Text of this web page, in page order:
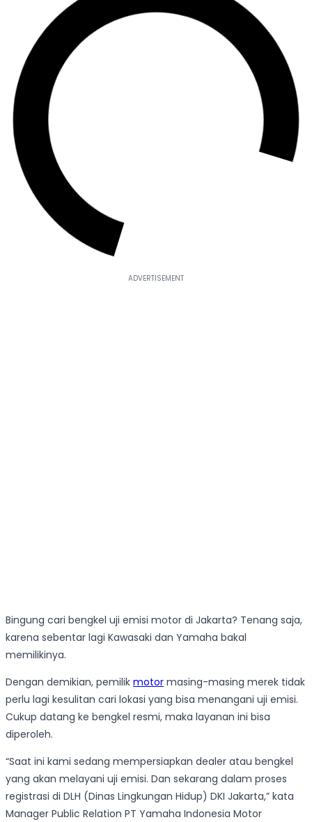
Bingung cari bengkel uji emisi motor di Jakarta? Tenang saja,
karena sebentar lagi Kawasaki dan Yamaha bakal
memilikinya.
Dengan demikian, pemilik motor masing-masing merek tidak
perlu lagi kesulitan cari lokasi yang bisa menangani uji emisi.
Cukup datang ke bengkel resmi, maka layanan ini bisa
diperoleh.
“Saat ini kami sedang mempersiapkan dealer atau bengkel
yang akan melayani uji emisi. Dan sekarang dalam proses
registrasi di DLH (Dinas Lingkungan Hidup) DKI Jakarta,” kata
Manager Public Relation PT Yamaha Indonesia Motor